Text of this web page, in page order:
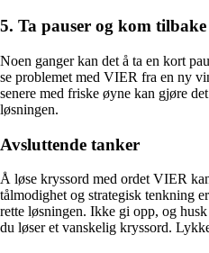
5. Ta pauser og kom tilbake
Noen ganger kan det å ta en kort
se problemet med VIER fra en ny
senere med friske øyne kan gjøre
løsningen.
Avsluttende tanker
Å løse kryssord med ordet VIER
tålmodighet og strategisk tenkning
rette løsningen. Ikke gi opp, og
du løser et vanskelig kryssord.